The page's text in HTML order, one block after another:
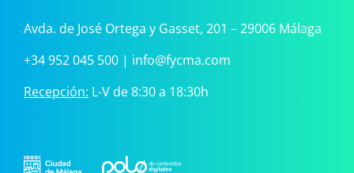
Avda. de José Ortega y Gasset, 201 – 29006 Málaga
+34 952 045 500| info@fycma.com
Recepción: L-V de 8:30 a 18:30h